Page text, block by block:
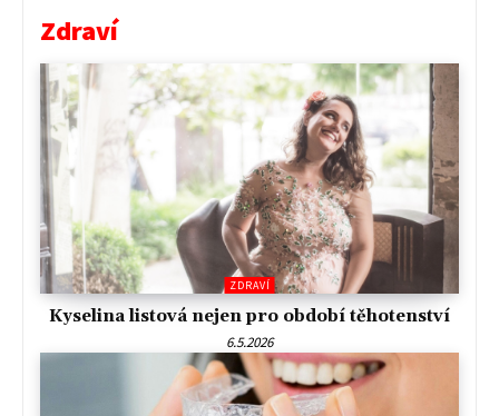
Zdraví
ZDRAVÍ
Kyselina listová nejen pro období těhotenství
6.5.2026